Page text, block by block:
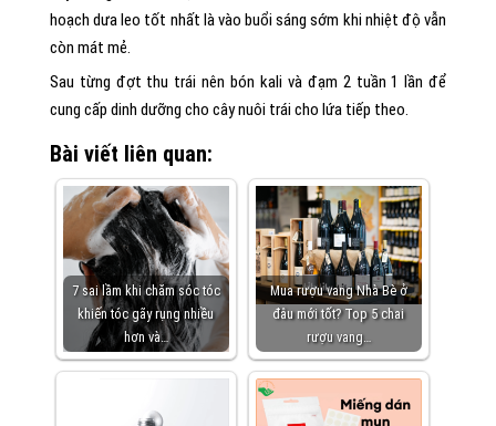
hoạch dưa leo tốt nhất là vào buổi sáng sớm khi nhiệt độ vẫn
còn mát mẻ.
Sau từng đợt thu trái nên bón kali và đạm 2 tuần 1 lần để
cung cấp dinh dưỡng cho cây nuôi trái cho lứa tiếp theo.
Bài viết liên quan:
7 sai lầm khi chăm sóc tóc
khiến tóc gãy rụng nhiều
hơn và…
Mua rượu vang Nhà Bè ở
đâu mới tốt? Top 5 chai
rượu vang…